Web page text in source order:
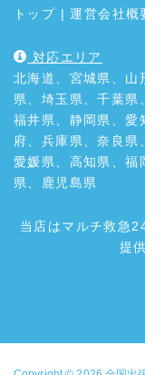
トップ |運営会社概
対応エリア
北海道、宮城県、山
県、埼玉県、千葉県
福井県、静岡県、愛
府、兵庫県、奈良県
愛媛県、高知県、福
県、鹿児島県
当店はマルチ救急
提